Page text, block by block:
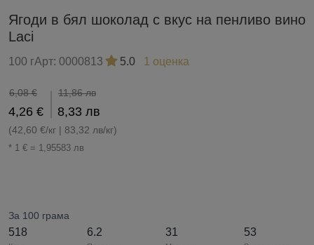
Ягоди в бял шоколад с вкус на пенливо вино
Laci
100 гАрт: 0000813 5.0 1 оценка
6,08 €
4,26 €
11,86 лв
8,33 лв
(42,60 €/кг | 83,32 лв/кг)
* 1 € = 1,95583 лв
За 100 грама
518 6.2 31 53